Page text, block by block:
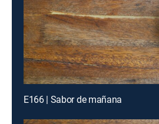
E166 | Sabor de mañana